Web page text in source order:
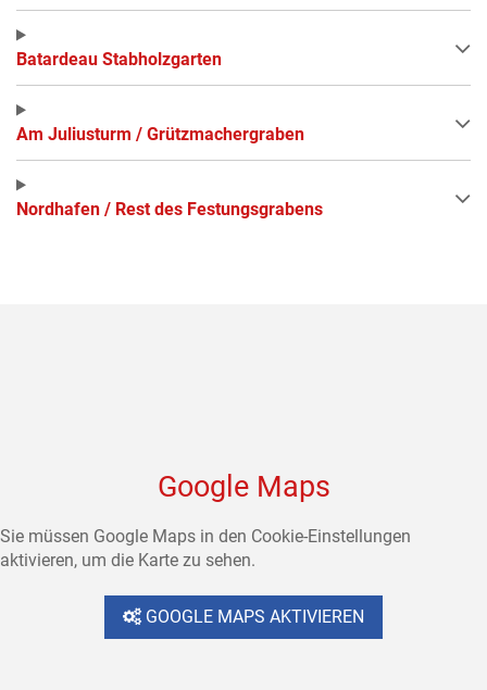
Batardeau Stabholzgarten
Am Juliusturm / Grützmachergraben
Nordhafen / Rest des Festungsgrabens
Google Maps
Sie müssen Google Maps in den Cookie-Einstellungen
aktivieren, um die Karte zu sehen.
GOOGLE MAPS AKTIVIEREN